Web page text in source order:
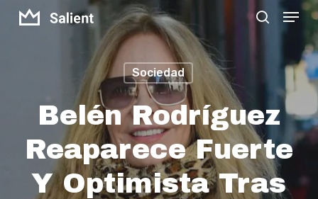
Skip
search
Menu
Sociedad
Belén Rodríguez
Reaparece Fuerte
Y Optimista Tras
Close
Menu